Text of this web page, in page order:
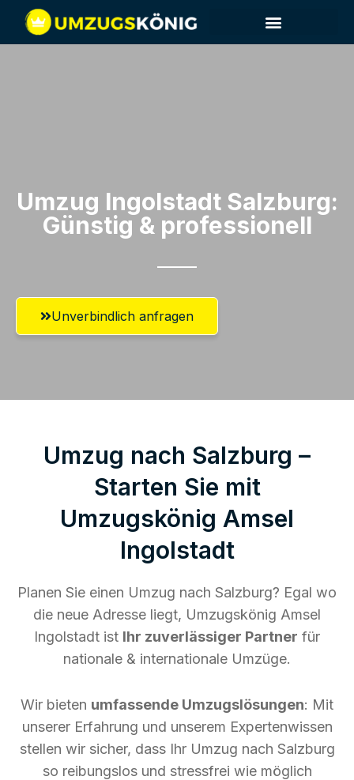
Umzug Ingolstadt​ Salzburg:
Günstig & professionell​
Unverbindlich anfragen
Umzug nach Salzburg –
Starten Sie mit
Umzugskönig Amsel
Ingolstadt
Planen Sie einen Umzug nach Salzburg? Egal wo
die neue Adresse liegt, Umzugskönig Amsel
Ingolstadt ist Ihr zuverlässiger Partner für
nationale & internationale Umzüge.
Wir bieten umfassende Umzugslösungen: Mit
unserer Erfahrung und unserem Expertenwissen
stellen wir sicher, dass Ihr Umzug nach Salzburg
so reibungslos und stressfrei wie möglich